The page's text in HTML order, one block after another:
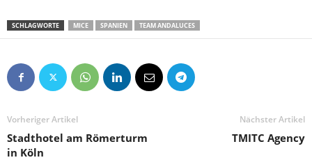
SCHLAGWORTE MICE SPANIEN TEAM ANDALUCES
Vorheriger Artikel
Stadthotel am Römerturm
in Köln
Nächster Artikel
TMITC Agency